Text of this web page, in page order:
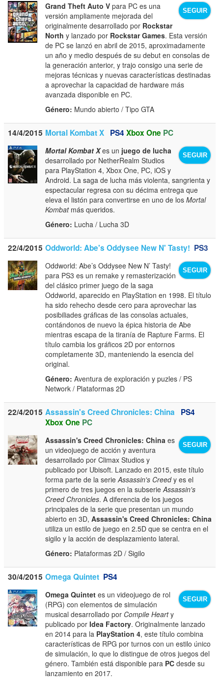
SEGUIR
Grand Theft Auto V para PC es una
versión ampliamente mejorada del
originalmente desarrollado por Rockstar
North y lanzado por Rockstar Games. Esta versión
de PC se lanzó en abril de 2015, aproximadamente
un año y medio después de su debut en consolas de
la generación anterior, y trajo consigo una serie de
mejoras técnicas y nuevas características destinadas
a aprovechar la capacidad de hardware más
avanzada disponible en PC.
Género: Mundo abierto / Tipo GTA
14/4/2015 Mortal Kombat X PS4 Xbox One PC
SEGUIR
Mortal Kombat Xes un juego de lucha
desarrollado por NetherRealm Studios
para PlayStation 4, Xbox One, PC, iOS y
Android. La saga de lucha más violenta, sangrienta y
espectacular regresa con su décima entrega que
eleva el listón para convertirse en uno de losMortal
Kombatmás queridos.
Género: Lucha / Lucha 3D
22/4/2015 Oddworld: Abe's Oddysee New N' Tasty! PS3
SEGUIR
Oddworld: Abe’s Oddysee New N’ Tasty!
para PS3 es un remake y remasterización
del clásico primer juego de la saga
Oddworld, aparecido en PlayStation en 1998. El título
ha sido rehecho desde cero para aprovechar las
posibiliades gráficas de las consolas actuales,
contándonos de nuevo la épica historia de Abe
mientras escapa de la tiranía de Rapture Farms. El
título cambia los gráficos 2D por entornos
completamente 3D, manteniendo la esencia del
original.
Género: Aventura de exploración y puzles / PS
Network / Plataformas 2D
22/4/2015 Assassin's Creed Chronicles: China
PS4
Xbox One PC
SEGUIR
Assassin's Creed Chronicles: China es
un videojuego de acción y aventura
desarrollado por Climax Studios y
publicado por Ubisoft. Lanzado en 2015, este título
forma parte de la serieAssassin's Creedy es el
primero de tres juegos en la subserieAssassin's
Creed Chronicles. A diferencia de los juegos
principales de la serie que presentan un mundo
abierto en 3D,Assassin's Creed Chronicles: China
utiliza un estilo de juego en 2.5D que se centra en el
sigilo y la acción de desplazamiento lateral.
Género: Plataformas 2D / Sigilo
30/4/2015 Omega Quintet PS4
SEGUIR
Omega Quintet es un videojuego de rol
(RPG) con elementos de simulación
musical desarrollado por Compile Hearty
publicado porIdea Factory. Originalmente lanzado
en 2014 para la PlayStation 4, este título combina
características de RPG por turnos con un estilo único
de simulación, lo que lo distingue de otros juegos del
género. También está disponible para PC desde su
lanzamiento en 2017.